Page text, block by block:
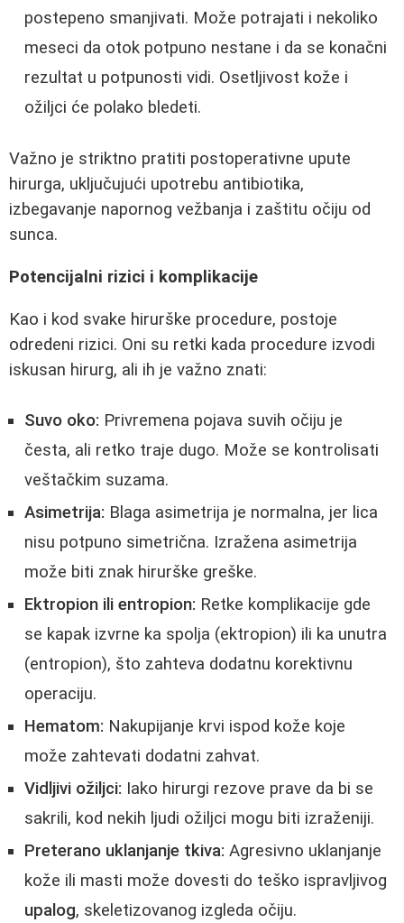
postepeno smanjivati. Može potrajati i nekoliko
meseci da otok potpuno nestane i da se konačni
rezultat u potpunosti vidi. Osetljivost kože i
ožiljci će polako bledeti.
Važno je striktno pratiti postoperativne upute
hirurga, uključujući upotrebu antibiotika,
izbegavanje napornog vežbanja i zaštitu očiju od
sunca.
Potencijalni rizici i komplikacije
Kao i kod svake hirurške procedure, postoje
odredeni rizici. Oni su retki kada procedure izvodi
iskusan hirurg, ali ih je važno znati:
Suvo oko: Privremena pojava suvih očiju je
česta, ali retko traje dugo. Može se kontrolisati
veštačkim suzama.
Asimetrija: Blaga asimetrija je normalna, jer lica
nisu potpuno simetrična. Izražena asimetrija
može biti znak hirurške greške.
Ektropion ili entropion: Retke komplikacije gde
se kapak izvrne ka spolja (ektropion) ili ka unutra
(entropion), što zahteva dodatnu korektivnu
operaciju.
Hematom: Nakupijanje krvi ispod kože koje
može zahtevati dodatni zahvat.
Vidljivi ožiljci: Iako hirurgi rezove prave da bi se
sakrili, kod nekih ljudi ožiljci mogu biti izraženiji.
Preterano uklanjanje tkiva: Agresivno uklanjanje
kože ili masti može dovesti do teško ispravljivog
upalog, skeletizovanog izgleda očiju.